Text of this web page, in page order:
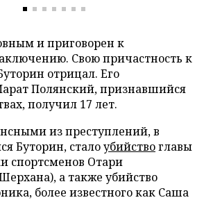
и приговорен к
Свою причастность к
отрицал. Его
Полянский, признавшийся
получил 17 лет.
из преступлений, в
Буторин, сталоубийствоглавы
спортсменов Отари
а также убийство
более известного как Саша